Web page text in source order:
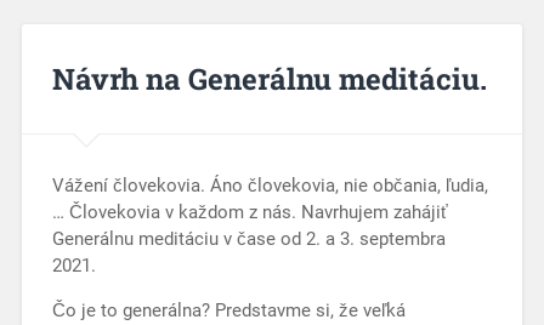
Návrh na Generálnu meditáciu.
Vážení človekovia. Áno človekovia, nie občania, ľudia,
… Človekovia v každom z nás. Navrhujem zahájiť
Generálnu meditáciu v čase od 2. a 3. septembra
2021.
Čo je to generálna? Predstavme si, že veľká